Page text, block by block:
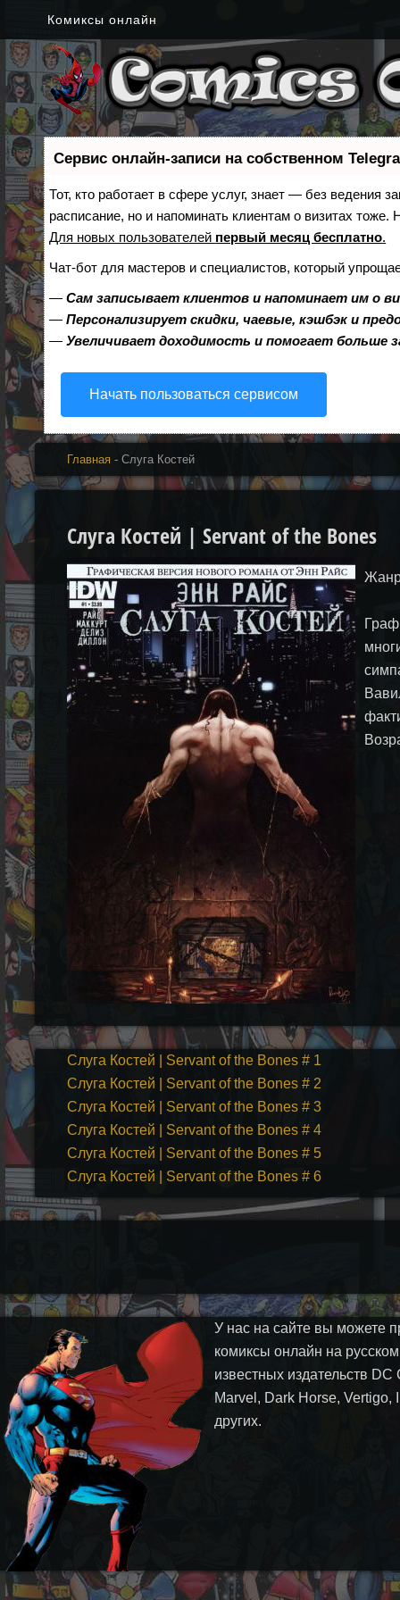
Комиксы онлайн
Сервис онлайн-записи на собственном
Тот, кто работает в сфере услуг, знает — без ведения
расписание, но и напоминать клиентам о визитах
Для новых пользователей первый месяц бесплатно.
Чат-бот для мастеров и специалистов, который
—Сам записывает клиентов и напоминает им о
—Персонализирует скидки, чаевые, кэшбэк и
—Увеличивает доходимость и помогает больше
Начать пользоваться сервисом
Главная - Слуга Костей
Слуга Костей | Servant of the Bones
Слуга Костей | Servant of the Bones # 1
Слуга Костей | Servant of the Bones # 2
Слуга Костей | Servant of the Bones # 3
Слуга Костей | Servant of the Bones # 4
Слуга Костей | Servant of the Bones # 5
Слуга Костей | Servant of the Bones # 6
У нас на сайте вы можете
комиксы онлайн на
известных издательств DC
Marvel, Dark Horse, Vertigo,
других.